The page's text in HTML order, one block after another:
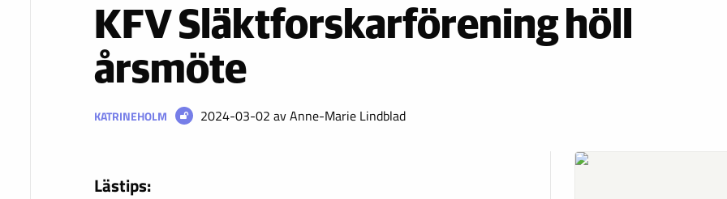
KFV Släktforskarförening höll
årsmöte
KATRINEHOLM 2024-03-02 av Anne-Marie Lindblad
Lästips: